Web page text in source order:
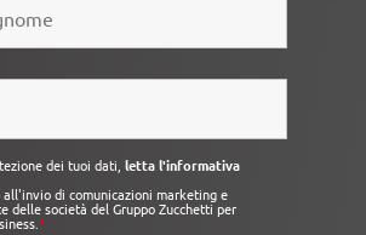
dei tuoi dati, letta l'informativa
all'invio di comunicazioni marketing e
delle società del Gruppo Zucchetti per
*